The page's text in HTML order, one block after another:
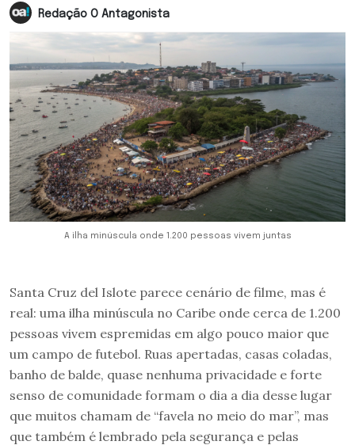
Redação O Antagonista
A ilha minúscula onde 1.200 pessoas vivem juntas
Santa Cruz del Islote parece cenário de filme, mas é
real: uma ilha minúscula no Caribe onde cerca de 1.200
pessoas vivem espremidas em algo pouco maior que
um campo de futebol. Ruas apertadas, casas coladas,
banho de balde, quase nenhuma privacidade e forte
senso de comunidade formam o dia a dia desse lugar
que muitos chamam de “favela no meio do mar”, mas
que também é lembrado pela segurança e pelas